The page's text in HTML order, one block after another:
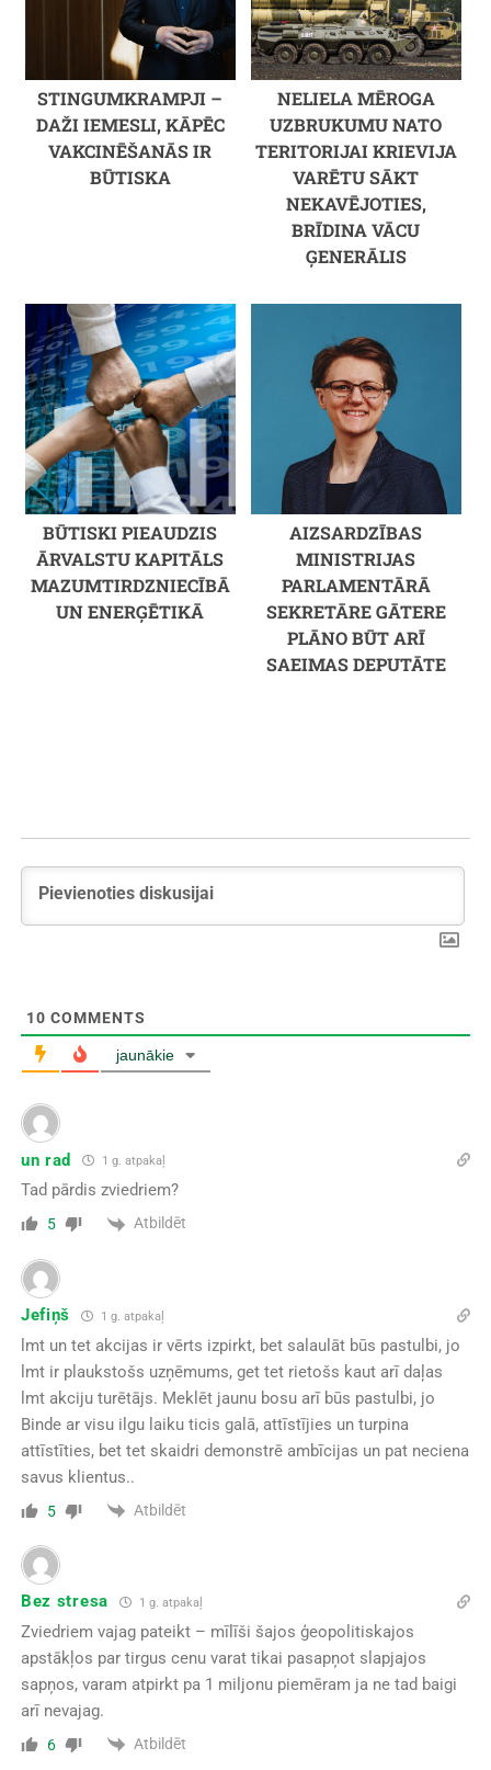
STINGUMKRAMPJI –
DAŽI IEMESLI, KĀPĒC
VAKCINĒŠANĀS IR
BŪTISKA
NELIELA MĒROGA
UZBRUKUMU NATO
TERITORIJAI KRIEVIJA
VARĒTU SĀKT
NEKAVĒJOTIES,
BRĪDINA VĀCU
ĢENERĀLIS
BŪTISKI PIEAUDZIS
ĀRVALSTU KAPITĀLS
MAZUMTIRDZNIECĪBĀ
UN ENERĢĒTIKĀ
AIZSARDZĪBAS
MINISTRIJAS
PARLAMENTĀRĀ
SEKRETĀRE GĀTERE
PLĀNO BŪT ARĪ
SAEIMAS DEPUTĀTE
10 COMMENTS
jaunākie
un rad 1 g. atpakaļ
Tad pārdis zviedriem?
5 Atbildēt
Jefiņš 1 g. atpakaļ
lmt un tet akcijas ir vērts izpirkt, bet salaulāt būs pastulbi, jo
lmt ir plaukstošs uzņēmums, get tet rietošs kaut arī daļas
lmt akciju turētājs. Meklēt jaunu bosu arī būs pastulbi, jo
Binde ar visu ilgu laiku ticis galā, attīstījies un turpina
attīstīties, bet tet skaidri demonstrē ambīcijas un pat neciena
savus klientus..
5 Atbildēt
Bez stresa 1 g. atpakaļ
Zviedriem vajag pateikt – mīlīši šajos ģeopolitiskajos
apstākļos par tirgus cenu varat tikai pasapņot slapjajos
sapņos, varam atpirkt pa 1 miljonu piemēram ja ne tad baigi
arī nevajag.
6 Atbildēt